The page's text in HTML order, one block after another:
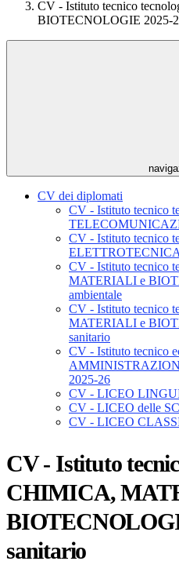
CV - Istituto tecnico
BIOTECNOLOGIE 2025-
CV dei diplomati
CV - Istituto tecnico
CV - Istituto tecnico
CV - Istituto tecnico
MATERIALI e
ambientale
CV - Istituto tecnico
MATERIALI e
sanitario
CV - Istituto tecnico
2025-26
CV - LICEO
CV - LICEO delle
CV - LICEO
CV - Istituto
CHIMICA,
sanitario